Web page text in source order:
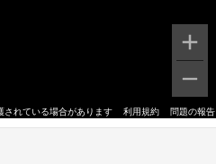
されている場合があります 利用規約 問題の報告